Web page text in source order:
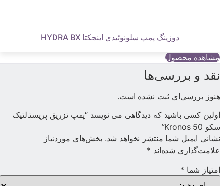
دوزینگ پمپ سلونوئیدی اینجکتا HYDRA BX
مشاهده محصول
نقد و بررسی‌ها
هنوز بررسی‌ای ثبت نشده است.
اولین کسی باشید که دیدگاهی می نویسد “پمپ تزریق پریستالتیک
سکو Kronos 50”
نشانی ایمیل شما منتشر نخواهد شد. بخش‌های موردنیاز
علامت‌گذاری شده‌اند *
امتیاز شما *